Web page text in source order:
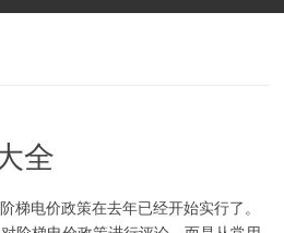
全
梯电价政策在去年已经开始实行了。